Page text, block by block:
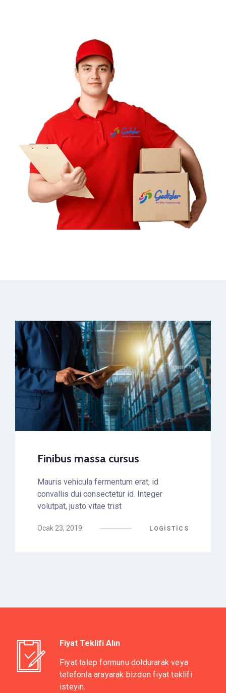
Finibus massa cursus
Mauris vehicula fermentum erat, id
convallis dui consectetur id. Integer
volutpat, justo vitae trist
Ocak 23, 2019 LOGISTICS
Finibus massa cursus
Mauris vehicula fermentum erat, id
READ MORE
Fiyat Teklifi Alın
Fiyat talep formunu doldurarak veya
telefonla arayarak bizden fiyat teklifi
isteyin.